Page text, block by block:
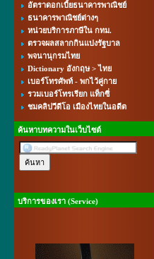
อัตราดอกเบี้ยธนาคารพาณิชย์
ธนาคารพาณิชย์ต่างๆ
หน่วยบริการภาษีใน กทม.
ตรวจผลสลากกินแบ่งรัฐบาล
พจนานุกรมไทย
Dictionary อังกฤษ > ไทย
เบอร์โทรศัพท์ - พกไว้คู่กาย
รวมเบอร์โทรเรียก แท็กซี่
ชมคลิปวีดีโอ เมืองไทยในอดีต
ค้นหาบทความในเว็บไซต์
บริการของเรา (Service)